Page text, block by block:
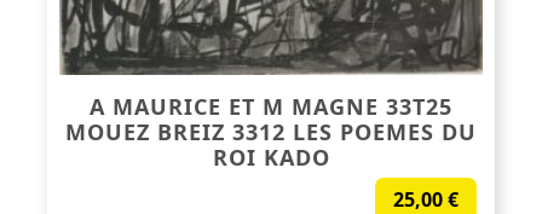
A MAURICE ET M MAGNE 33T25
MOUEZ BREIZ 3312 LES POEMES DU
ROI KADO
25,00€